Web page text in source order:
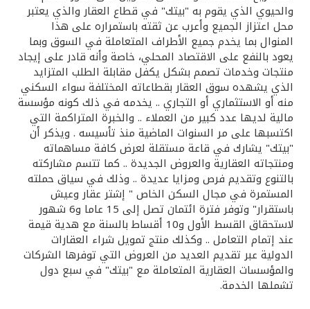
ماليزيا
تركيا
مصر
المملكة المتحدة
مملكة البحرين
والحيوي الذي يقوم به "بيتك" في قطاع العقار والذي يعتبر
محل اعتزاز الجميع وأعرب عن ثقته باستمراره على هذا
المنوال بما يخدم جميع الأطراف المتعاملة في السوق وبما
يعود بالنفع على الاقتصاد المحلي، خاصة وأنه قادر على إيجاد
منتجات وخدمات تصمم بشكل يكفل مقابلة الطلب المتزايد
الذي يشهده سوق العقار بقطاعاته المختلفة سواء السكني
منه أو الاستثماري أو التجاري .. يخدمه في ذلك كونه مؤسسة
مالية لديها عدد كبير من العملاء .. والخبرة المتراكمة التي
اكتسبها على مر السنوات الماضية منذ تأسيسه . ويذكر أن
"بيتك" يشارك في قاعة مستقلة لعرض كافة مساهماته
ومنتجاته العقارية والعروض الجديدة .. كما تتسم مشاركته
بالتنوع وتقديم فرص ومزايا عديدة .. وذلك في سياق حملته
المستمرة في مجال السكن الخاص " إشتر عقار وعيش
باستقرار" وتوفر فترة ائتمان تصل إلى 15 عاما و6 شهور
لاستحقاق القسط الأول و10 أقساط بالسنة مع هدية قيمة
عند إتمام التعامل .. وكذلك منتج تمويل شراء العقارات
الدولية عبر تقديم العديد من العروض التي توفرها الشركات
والمؤسسات العقارية المتعاملة مع "بيتك" في سبع دول
تشملها الخدمة.